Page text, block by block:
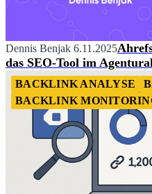
Dennis Benjak 6.11.2025
das SEO-Tool im
BACKLINK ANALYSE
BACKLINK